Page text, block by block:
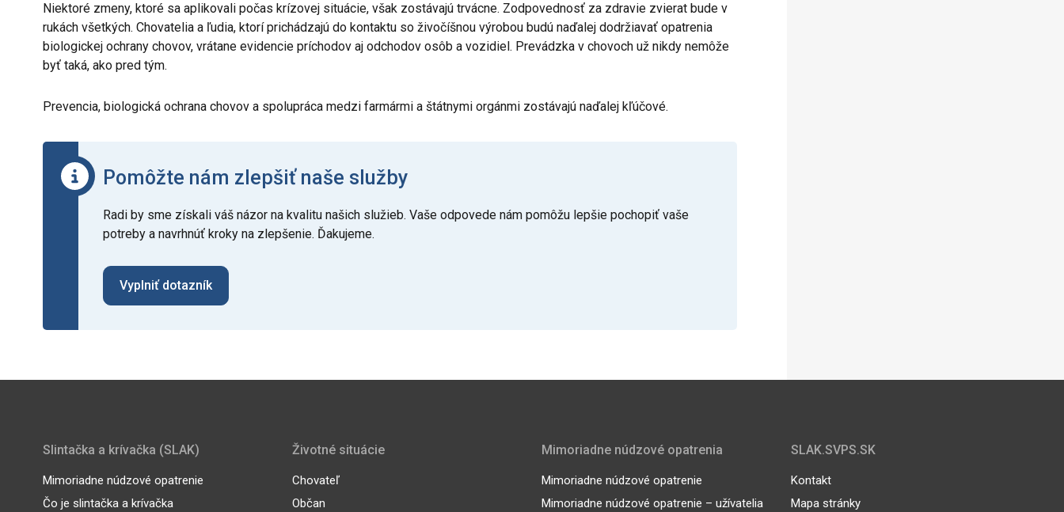
Niektoré zmeny, ktoré sa aplikovali počas krízovej situácie, však zostávajú trvácne. Zodpovednosť za zdravie zvierat bude v
rukách všetkých. Chovatelia a ľudia, ktorí prichádzajú do kontaktu so živočíšnou výrobou budú naďalej dodržiavať opatrenia
biologickej ochrany chovov, vrátane evidencie príchodov aj odchodov osôb a vozidiel. Prevádzka v chovoch už nikdy nemôže
byť taká, ako pred tým.
Prevencia, biologická ochrana chovov a spolupráca medzi farmármi a štátnymi orgánmi zostávajú naďalej kľúčové.
Pomôžte nám zlepšiť naše služby
Radi by sme získali váš názor na kvalitu našich služieb. Vaše odpovede nám pomôžu lepšie pochopiť vaše
potreby a navrhnúť kroky na zlepšenie. Ďakujeme.
Vyplniť dotazník
Slintačka a krívačka (SLAK)
Mimoriadne núdzové opatrenie
Čo je slintačka a krívačka
Životné situácie
Chovateľ
Občan
Mimoriadne núdzové opatrenia
Mimoriadne núdzové opatrenie
Mimoriadne núdzové opatrenie – užívatelia
SLAK.SVPS.SK
Kontakt
Mapa stránky